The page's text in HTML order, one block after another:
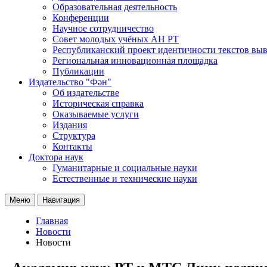
Образовательная деятельность
Конференции
Научное сотрудничество
Совет молодых учёных АН РТ
Республиканский проект идентичности текстов
Региональная инновационная площадка
Публикации
Издательство "Фән"
Об издательстве
Историческая справка
Оказываемые услуги
Издания
Структура
Контакты
Доктора наук
Гуманитарные и социальные науки
Естественные и технические науки
Меню Навигация
Главная
Новости
Новости